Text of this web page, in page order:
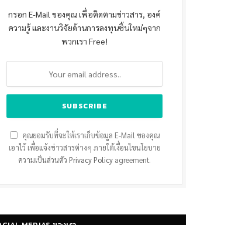
กรอก E-Mail ของคุณ เพื่อติดตามข่าวสาร, องค์
ความรู้ และงานวิจัยด้านการลงทุนชิ้นใหม่ๆจาก
พวกเรา Free!
คุณยอมรับที่จะให้เราเก็บข้อมูล E-Mail ของคุณ
เอาไว้ เพื่อแจ้งข่าวสารต่างๆ ภายใต้เงื่อนไขนโยบาย
ความเป็นส่วนตัว Privacy Policy agreement.